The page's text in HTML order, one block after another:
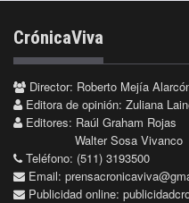
CrónicaViva
Director: Roberto Mejía
Editora de opinión: Zuliana
Editores: Raúl Graham Rojas
Walter Sosa Vivanco
Teléfono: (511) 3193500
Email:
Publicidad online: